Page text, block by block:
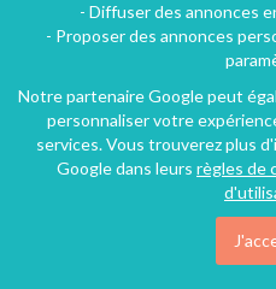
Frontignan (49 km), Hérault,
5
80€/nuit
- Diffuser des annonces
- Proposer des annonces
Notre partenaire Google peut
personnaliser votre
services. Vous trouverez plus
Google dans leurs règles de